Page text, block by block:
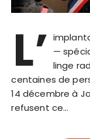
L’ —
linge
centaines de
14 décembre à
refusent ce…